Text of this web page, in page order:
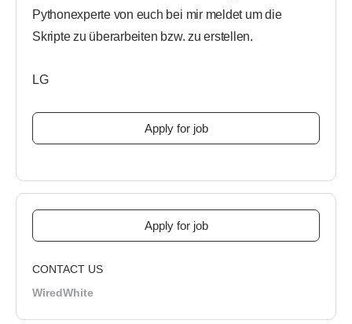
Pythonexperte von euch bei mir meldet um die
Skripte zu überarbeiten bzw. zu erstellen.
LG
CONTACT US
WiredWhite